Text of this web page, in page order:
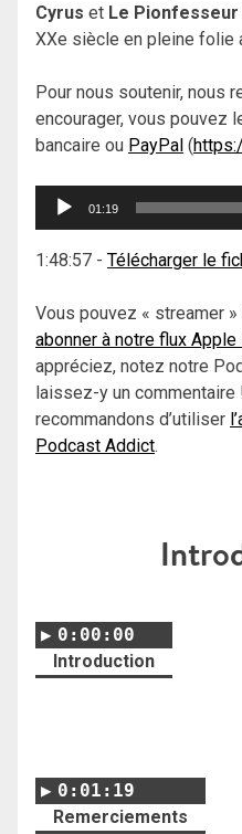
Cyrus et Le Pionfesseur
XXe siècle en pleine folie
Pour nous soutenir, nous
encourager, vous pouvez
bancaire ou PayPal (
Lecteur
01:19
1:48:57 - Télécharger le
Vous pouvez « streamer
abonner à notre flux
appréciez, notez notre
laissez-y un commentaire
recommandons d’utiliser
Podcast Addict.
0:00:00
Introduction
0:01:19
Remerciements